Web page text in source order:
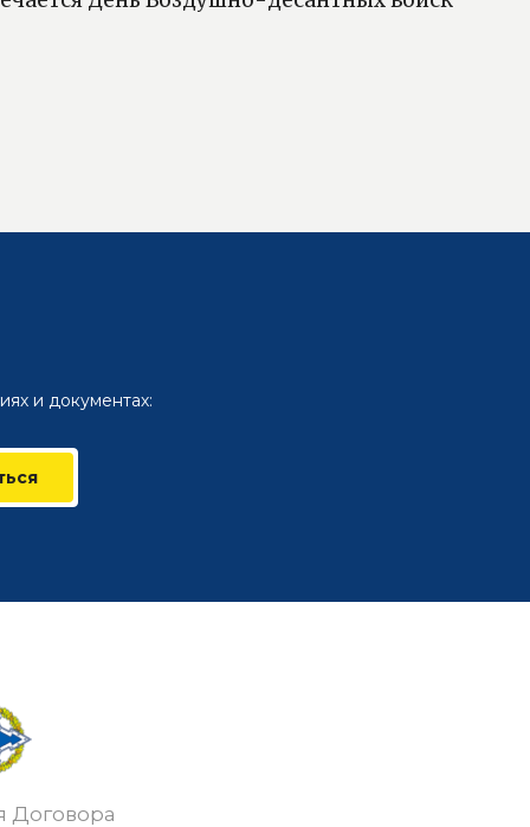
и документах:
Договора